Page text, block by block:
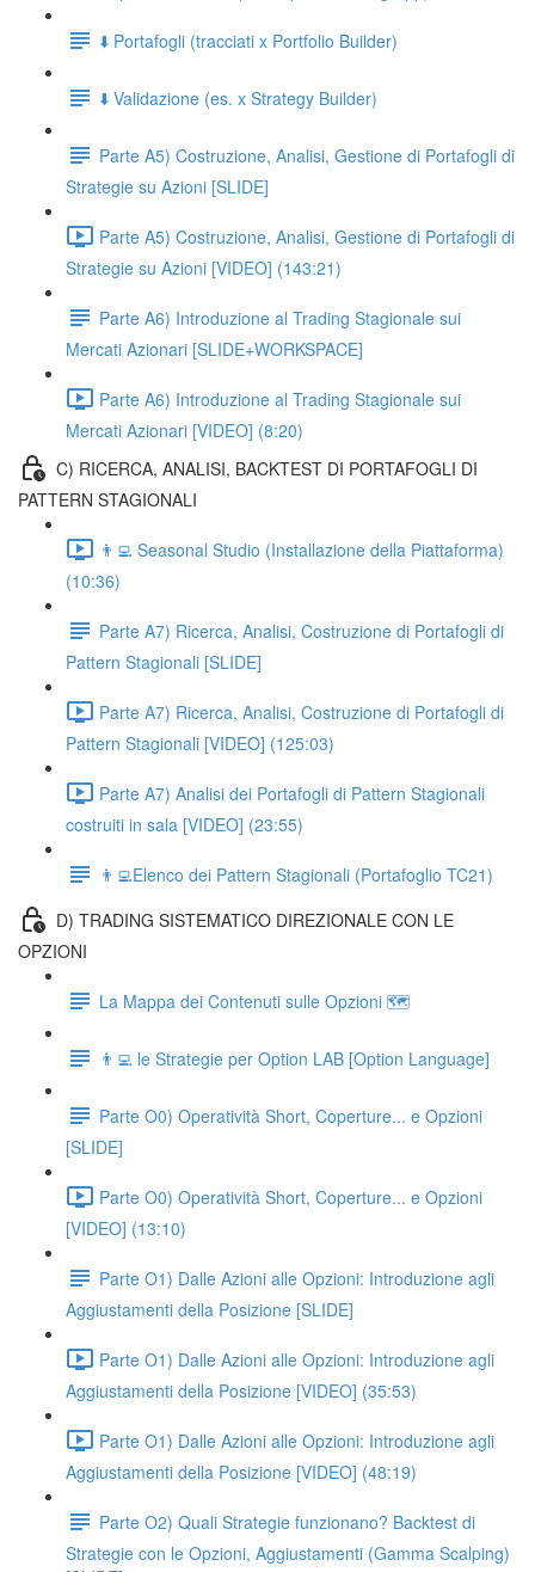
⬇️ Portafogli (tracciati x Portfolio Builder)
⬇️ Validazione (es. x Strategy Builder)
Parte A5) Costruzione, Analisi, Gestione di Portafogli di
Strategie su Azioni [SLIDE]
Parte A5) Costruzione, Analisi, Gestione di Portafogli di
Strategie su Azioni [VIDEO] (143:21)
Parte A6) Introduzione al Trading Stagionale sui
Mercati Azionari [SLIDE+WORKSPACE]
Parte A6) Introduzione al Trading Stagionale sui
Mercati Azionari [VIDEO] (8:20)
C) RICERCA, ANALISI, BACKTEST DI PORTAFOGLI DI
PATTERN STAGIONALI
👨‍💻 Seasonal Studio (Installazione della Piattaforma)
(10:36)
Parte A7) Ricerca, Analisi, Costruzione di Portafogli di
Pattern Stagionali [SLIDE]
Parte A7) Ricerca, Analisi, Costruzione di Portafogli di
Pattern Stagionali [VIDEO] (125:03)
Parte A7) Analisi dei Portafogli di Pattern Stagionali
costruiti in sala [VIDEO] (23:55)
👨‍💻Elenco dei Pattern Stagionali (Portafoglio TC21)
D) TRADING SISTEMATICO DIREZIONALE CON LE
OPZIONI
La Mappa dei Contenuti sulle Opzioni 🗺
👨‍💻 le Strategie per Option LAB [Option Language]
Parte O0) Operatività Short, Coperture... e Opzioni
[SLIDE]
Parte O0) Operatività Short, Coperture... e Opzioni
[VIDEO] (13:10)
Parte O1) Dalle Azioni alle Opzioni: Introduzione agli
Aggiustamenti della Posizione [SLIDE]
Parte O1) Dalle Azioni alle Opzioni: Introduzione agli
Aggiustamenti della Posizione [VIDEO] (35:53)
Parte O1) Dalle Azioni alle Opzioni: Introduzione agli
Aggiustamenti della Posizione [VIDEO] (48:19)
Parte O2) Quali Strategie funzionano? Backtest di
Strategie con le Opzioni, Aggiustamenti (Gamma Scalping)